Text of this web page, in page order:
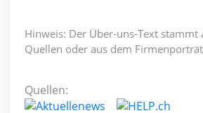
Hinweis: Der Über-uns-Text stammt
Quellen oder aus dem Firmenporträt
Quellen: